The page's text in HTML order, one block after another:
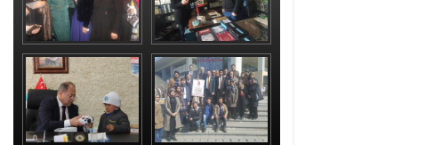
Hınıslı kadınlardan
'evet' sözü
Recep Aydın ve ekibi
geceli gündüzlü
çalışıyor